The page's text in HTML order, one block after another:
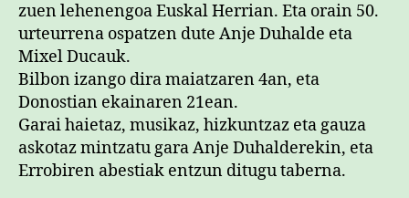
zuen lehenengoa Euskal Herrian. Eta orain 50.
urteurrena ospatzen dute Anje Duhalde eta
Mixel Ducauk.
Bilbon izango dira maiatzaren 4an, eta
Donostian ekainaren 21ean.
Garai haietaz, musikaz, hizkuntzaz eta gauza
askotaz mintzatu gara Anje Duhalderekin, eta
Errobiren abestiak entzun ditugu taberna.